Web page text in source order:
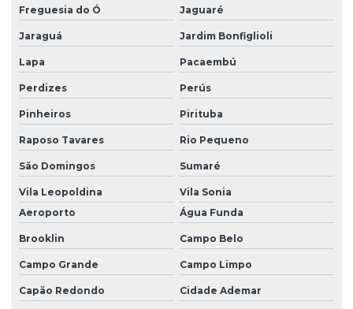
Laudo geológico
Laudo hidrológico
Laudo de vistoria ambiental
Laudos quimicos
Laudos técnicos ambientais
Licenciamento ambiental
Licenciamento ambiental e eia rima
Licenciamento ambiental de empreendimentos
Licenciamento ambiental empresa
Licenciamento ambiental para industrias
Freguesia do Ó Jaguaré
Jaraguá Jardim Bonfiglioli
Lapa Pacaembú
Perdizes Perús
Pinheiros Pirituba
Raposo Tavares Rio Pequeno
São Domingos Sumaré
Vila Leopoldina
Vila Sonia
Aeroporto
Água Funda
Brooklin Campo Belo
Campo Grande Campo Limpo
Capão Redondo Cidade Ademar